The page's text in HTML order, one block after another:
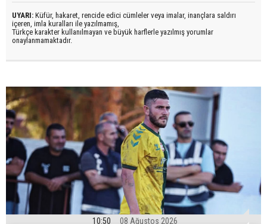
UYARI: Küfür, hakaret, rencide edici cümleler veya imalar, inançlara saldırı
içeren, imla kuralları ile yazılmamış,
Türkçe karakter kullanılmayan ve büyük harflerle yazılmış yorumlar
onaylanmamaktadır.
10:50 08 Ağustos 2026